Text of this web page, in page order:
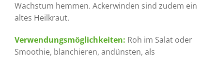
Wachstum hemmen. Ackerwinden sind zudem ein
altes Heilkraut.
Verwendungsmöglichkeiten: Roh im Salat oder
Smoothie, blanchieren, andünsten, als